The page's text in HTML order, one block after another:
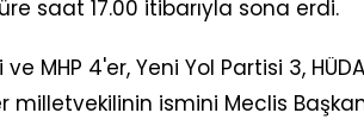
saat 17.00 itibarıyla sona erdi.
MHP 4'er, Yeni Yol Partisi 3, HÜDA
milletvekilinin ismini Meclis